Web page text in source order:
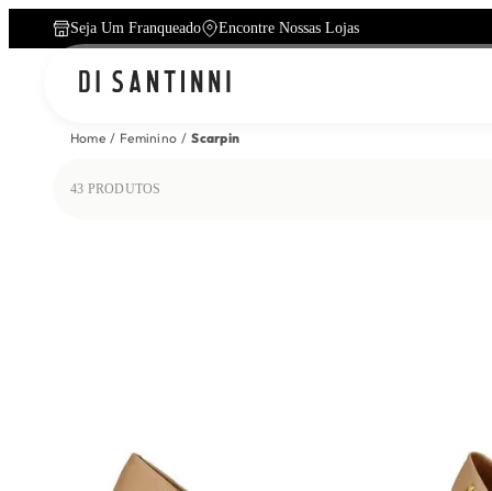
Seja Um Franqueado Encontre Nossas Lojas
Home Feminino Scarpin
43 PRODUTOS